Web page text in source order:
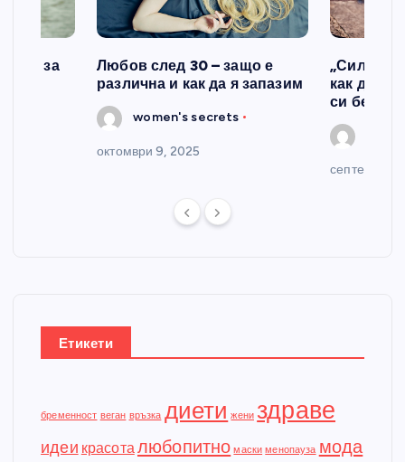
за
Любов след 30 – защо е
различна и как да я запазим
women's secrets
октомври 9, 2025
„Силата
как да се
си без
септември
Етикети
бременност веган връзка диети жени здраве
идеи красота любопитно маски менопауза мода